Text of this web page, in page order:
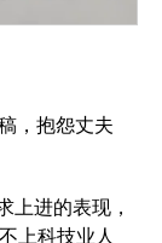
，抱怨丈夫
上进的表现，
上科技业人